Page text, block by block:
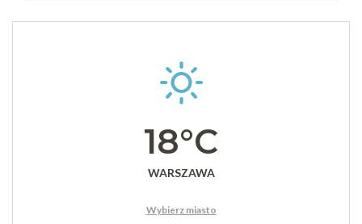
18°C
WARSZAWA
Wybierz miasto